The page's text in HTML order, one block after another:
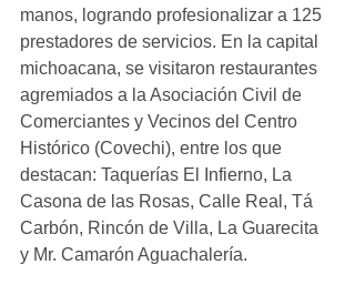
manos, logrando profesionalizar a 125
prestadores de servicios. En la capital
michoacana, se visitaron restaurantes
agremiados a la Asociación Civil de
Comerciantes y Vecinos del Centro
Histórico (Covechi), entre los que
destacan: Taquerías El Infierno, La
Casona de las Rosas, Calle Real, Tá
Carbón, Rincón de Villa, La Guarecita
y Mr. Camarón Aguachalería.